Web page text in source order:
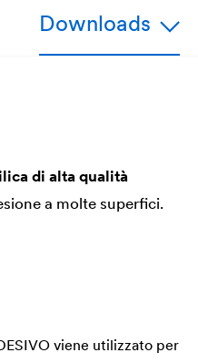
Downloads
di alta qualità
a molte superfici.
viene utilizzato per